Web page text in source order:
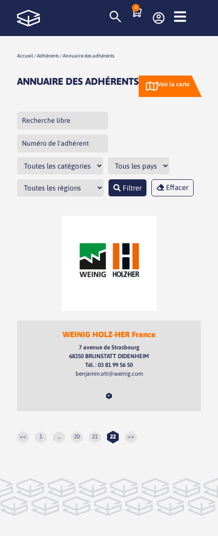
0
Accueil /Adhérents /Annuaire des adhérents
ANNUAIRE DES ADHÉRENTS Voir la carte
Filtrer Effacer
WEINIG HOLZ-HER France
7 avenue de Strasbourg
68350 BRUNSTATT DIDENHEIM
Tél. : 03 81 99 56 50
benjamin.ott@weinig.com
+
<< 1 … 20 21 22 >>